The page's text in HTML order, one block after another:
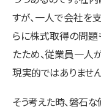
すが、一人で会社を
らに株式取得の問題
たため、従業員一人
現実的ではありません
そう考えた時、磐石